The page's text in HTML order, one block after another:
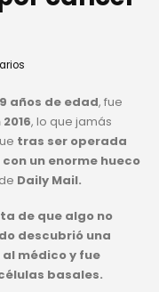
años de edad, fue
, lo que jamás
tras ser operada
un enorme hueco
Daily Mail.
de que algo no
descubrió una
médico y fue
basales.